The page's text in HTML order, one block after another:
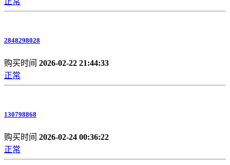
2848298028
购买时间 2026-02-22 21:44:33
正常
130798868
购买时间 2026-02-24 00:36:22
正常